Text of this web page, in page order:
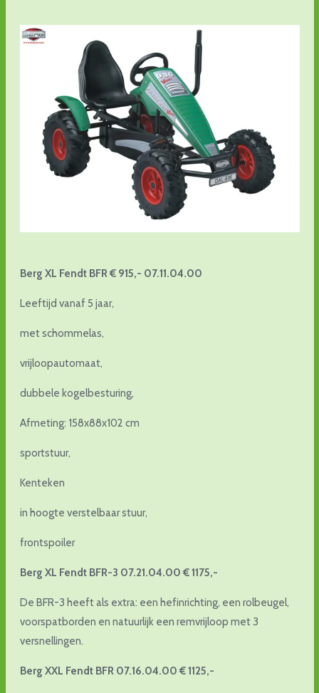
Berg XL Fendt BFR € 915,- 07.11.04.00
Leeftijd vanaf 5 jaar,
met schommelas,
vrijloopautomaat,
dubbele kogelbesturing,
Afmeting: 158x88x102 cm
sportstuur,
Kenteken
in hoogte verstelbaar stuur,
frontspoiler
Berg XL Fendt BFR-3 07.21.04.00 € 1175,-
De BFR-3 heeft als extra: een hefinrichting, een rolbeugel,
voorspatborden en natuurlijk een remvrijloop met 3
versnellingen.
Berg XXL Fendt BFR 07.16.04.00 € 1125,-